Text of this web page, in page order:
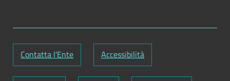
Contatta l'Ente Accessibilità